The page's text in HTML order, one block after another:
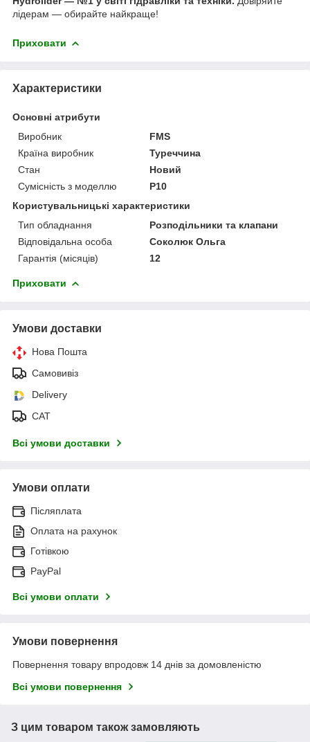
лідерам — обирайте найкраще!
Приховати
Характеристики
Основні атрибути
Виробник
FMS
Країна виробник
Туреччина
Стан
Новий
Сумісність з моделлю
P10
Користувальницькі характеристики
Тип обладнання
Розподільники та клапани
Відповідальна особа
Соколюк Ольга
Гарантія (місяців)
12
Приховати
Умови доставки
Нова Пошта
Самовивіз
Delivery
САТ
Всі умови доставки
Умови оплати
Післяплата
Оплата на рахунок
Готівкою
PayPal
Всі умови оплати
Умови повернення
Повернення товару впродовж 14 днів за домовленістю
Всі умови повернення
З цим товаром також замовляють